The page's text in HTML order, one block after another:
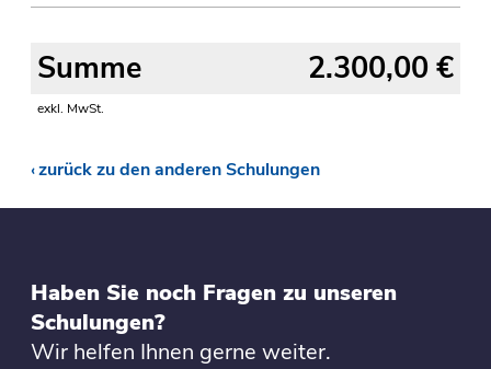
Summe 2.300,00 €
exkl. MwSt.
zurück zu den anderen Schulungen
Haben Sie noch Fragen zu unseren
Schulungen?
Wir helfen Ihnen gerne weiter.